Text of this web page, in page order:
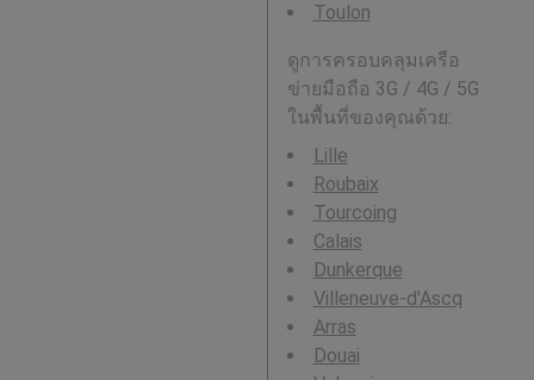
Toulon
ดูการครอบคลุมเครือ
ข่ายมือถือ 3G / 4G / 5G
ในพื้นที่ของคุณด้วย:
Lille
Roubaix
Tourcoing
Calais
Dunkerque
Villeneuve-d'Ascq
Arras
Douai